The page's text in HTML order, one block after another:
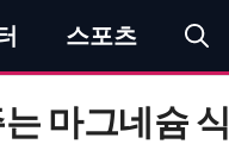
스포츠
마그네슘 식